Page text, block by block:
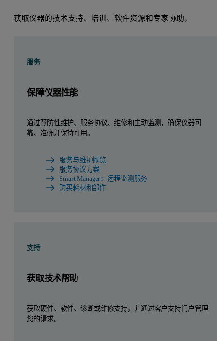
获取仪器的技术支持、培训、软件资源和专家协助。
服务
保障仪器性能
通过预防性维护、服务协议、维修和主动监测，确保仪器可
靠、准确并保持可用。
服务与维护概览
服务协议方案
Smart Manager：远程监测服务
购买耗材和部件
支持
获取技术帮助
获取硬件、软件、诊断或维修支持，并通过客户支持门户管理
您的请求。